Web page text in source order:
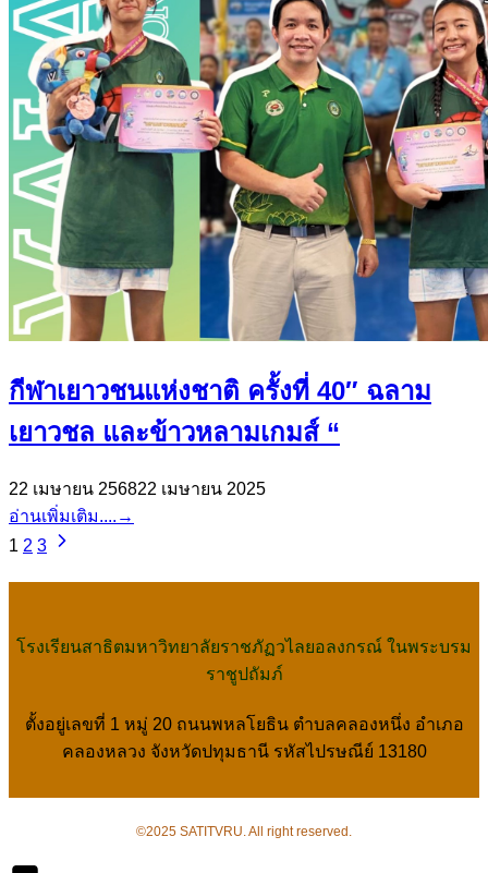
กีฬาเยาวชนแห่งชาติ ครั้งที่ 40″ ฉลาม
เยาวชล และข้าวหลามเกมส์ “
22 เมษายน 256822 เมษายน 2025
อ่านเพิ่มเติม.... →
1 2 3
โรงเรียนสาธิตมหาวิทยาลัยราชภัฏวไลยอลงกรณ์ ในพระบรม
ราชูปถัมภ์
ตั้งอยู่เลขที่ 1 หมู่ 20 ถนนพหลโยธิน ตำบลคลองหนึ่ง อำเภอ
คลองหลวง จังหวัดปทุมธานี รหัสไปรษณีย์ 13180
©2025 SATITVRU. All right reserved.